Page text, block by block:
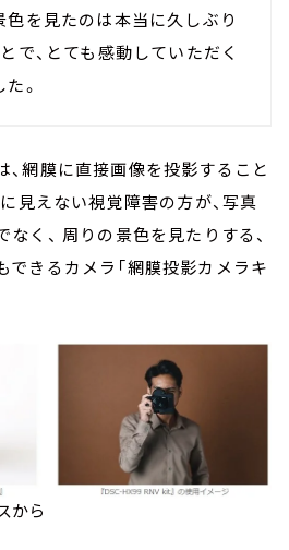
色を見たのは本当に久しぶり
で、とても感動していただく
。
網膜に直接画像を投影すること
見えない視覚障害の方が、写真
く、 周りの景色を見たりする、
きるカメラ「網膜投影カメラキ
から